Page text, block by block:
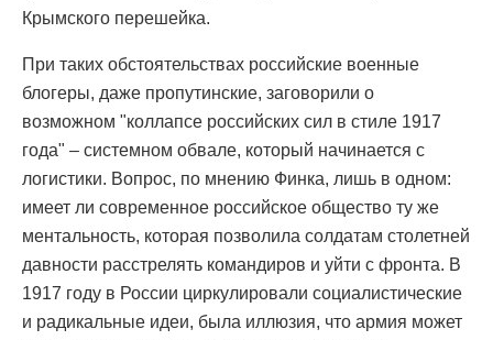
Крымского перешейка.
При таких обстоятельствах российские военные
блогеры, даже пропутинские, заговорили о
возможном "коллапсе российских сил в стиле 1917
года" – системном обвале, который начинается с
логистики. Вопрос, по мнению Финка, лишь в одном:
имеет ли современное российское общество ту же
ментальность, которая позволила солдатам столетней
давности расстрелять командиров и уйти с фронта. В
1917 году в России циркулировали социалистические
и радикальные идеи, была иллюзия, что армия может